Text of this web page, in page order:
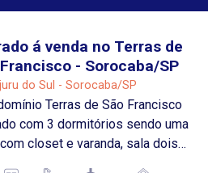
á venda no Terras de
- Sorocaba/SP
do Sul - Sorocaba/SP
Terras de São Francisco
com 3 dormitórios sendo uma
closet e varanda, sala dois